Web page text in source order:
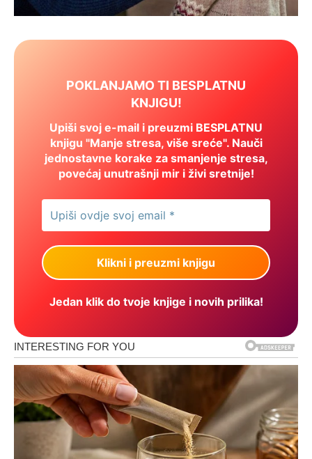
POKLANJAMO TI BESPLATNU
KNJIGU!
Upiši svoj e-mail i preuzmi BESPLATNU
knjigu "Manje stresa, više sreće". Nauči
jednostavne korake za smanjenje stresa,
povećaj unutrašnji mir i živi sretnije!
Jedan klik do tvoje knjige i novih prilika!